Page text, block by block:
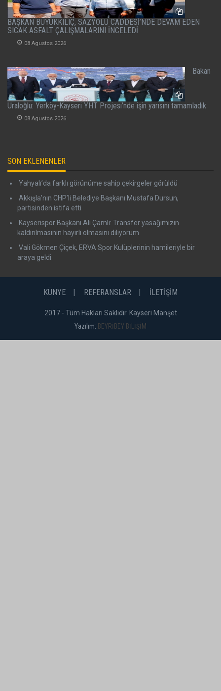
BAŞKAN BÜYÜKKILIÇ, SAZYOLU CADDESİ’NDE DEVAM EDEN
SICAK ASFALT ÇALIŞMALARINI İNCELEDİ
08 Agustos 2026
Bakan
Uraloğlu: Yerköy-Kayseri YHT Projesi’nde işin yarısını tamamladık
08 Agustos 2026
SON EKLENENLER
Yahyalı’da farklı görünüme sahip çekirgeler görüldü
Akkışla’nın CHP’li Belediye Başkanı Mustafa Dursun,
partisinden istifa etti
Kayserispor Başkanı Ali Çamlı: Transfer yasağımızın
kaldırılmasının hayırlı olmasını diliyorum
Vali Gökmen Çiçek, ERVA Spor Kulüplerinin hamileriyle bir
araya geldi
KÜNYE REFERANSLAR İLETİŞİM
2017 - Tüm Hakları Saklıdır. Kayseri Manşet
Yazılım: BEYRİBEY BİLİŞİM